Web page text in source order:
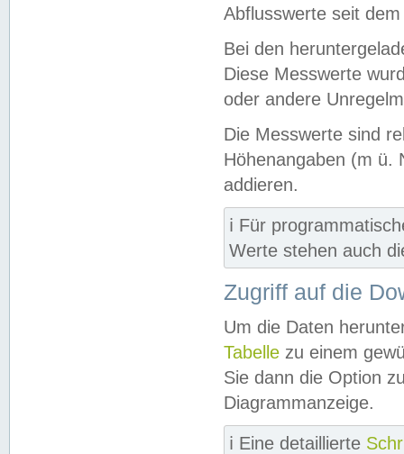
Abflusswerte seit
Bei den
Diese Messwerte
oder andere
Die Messwerte sind
Höhenangaben (m ü.
addieren.
ℹ️ Für
Werte stehen auch
Zugriff auf die
Um die Daten
Tabelle zu einem
Sie dann die Option
Diagrammanzeige.
ℹ️ Eine detaillierte